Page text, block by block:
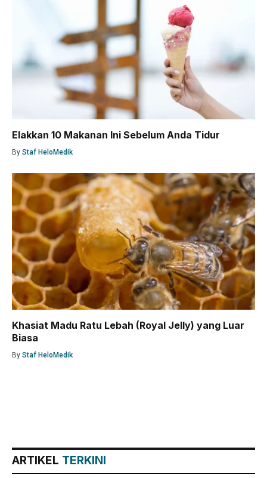
Elakkan 10 Makanan Ini Sebelum Anda Tidur
By Staf HeloMedik
Khasiat Madu Ratu Lebah (Royal Jelly) yang Luar
Biasa
By Staf HeloMedik
ARTIKEL TERKINI